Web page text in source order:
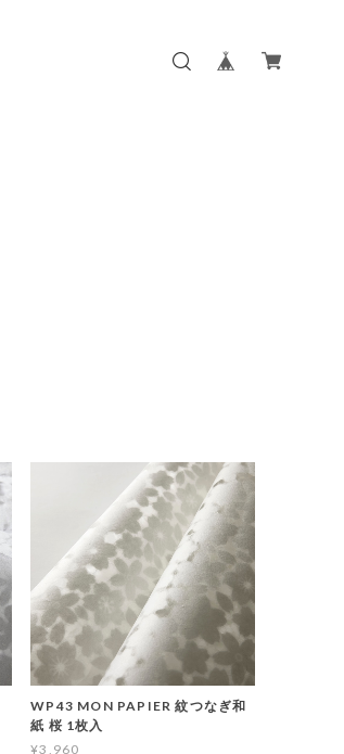
WP43 MON PAPIER 紋つなぎ和
紙 桜 1枚入
¥3,960